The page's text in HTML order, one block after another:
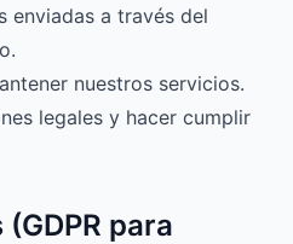
enviadas a través del
nuestros servicios.
legales y hacer cumplir
para